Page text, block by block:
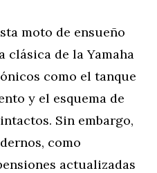
moto de ensueño
clásica de la Yamaha
como el tanque
y el esquema de
Sin embargo,
como
actualizadas